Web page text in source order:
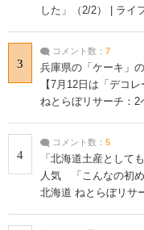
した」（2/2） | ライ
3
コメント数： 7
兵庫県の「ケーキ」
【7月12日は「デコ
ねとらぼリサーチ：2
4
コメント数： 5
「北海道土産として
人気 「こんなの初め
北海道 ねとらぼリサ